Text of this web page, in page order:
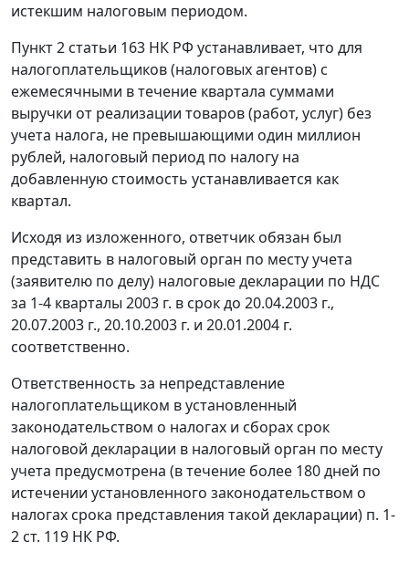
истекшим налоговым периодом.
Пункт 2 статьи 163 НК РФ устанавливает, что для
налогоплательщиков (налоговых агентов) с
ежемесячными в течение квартала суммами
выручки от реализации товаров (работ, услуг) без
учета налога, не превышающими один миллион
рублей, налоговый период по налогу на
добавленную стоимость устанавливается как
квартал.
Исходя из изложенного, ответчик обязан был
представить в налоговый орган по месту учета
(заявителю по делу) налоговые декларации по НДС
за 1-4 кварталы 2003 г. в срок до 20.04.2003 г.,
20.07.2003 г., 20.10.2003 г. и 20.01.2004 г.
соответственно.
Ответственность за непредставление
налогоплательщиком в установленный
законодательством о налогах и сборах срок
налоговой декларации в налоговый орган по месту
учета предусмотрена (в течение более 180 дней по
истечении установленного законодательством о
налогах срока представления такой декларации) п. 1-
2 ст. 119 НК РФ.